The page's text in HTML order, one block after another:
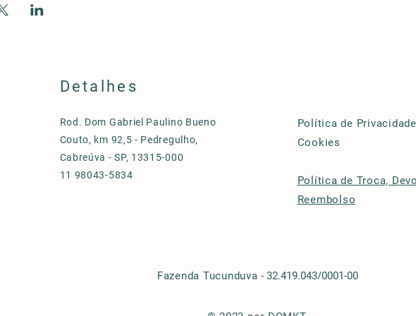
Detalhes
Rod. Dom Gabriel Paulino Bueno
Couto, km 92,5 - Pedregulho,
Cabreúva - SP, 13315-000
11 98043-5834
Política de
Cookies
Política de Troca,
Reembolso
Fazenda Tucunduva- 32.419.043/0001-00